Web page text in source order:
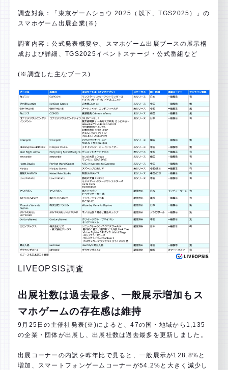
調査対象：「東京ゲームショウ 2025（以下、TGS2025）」の
スマホゲーム出展企業(※)
調査内容：公式発表概要や、スマホゲーム出展ブースの展示構
成および詳細、TGS2025イベントステージ・公式番組など
(※調査した主なブース)
LIVEOPSIS調査
出展社数は過去最多、一般展示増加もス
マホゲームの存在感は維持
9月25日の主催社発表(※)によると、47の国・地域から1,135
の企業・団体が出展し、出展社数は過去最多を更新しました。
出展コーナーの内訳を昨年比で見ると、一般展示が128.8%と
増加、スマートフォンゲームコーナーが54.2%と大きく減少し